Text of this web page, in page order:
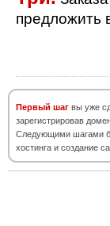
предложить
Первый шаг вы уже
зарегистрировав
Следующими шагами
хостинга и создание